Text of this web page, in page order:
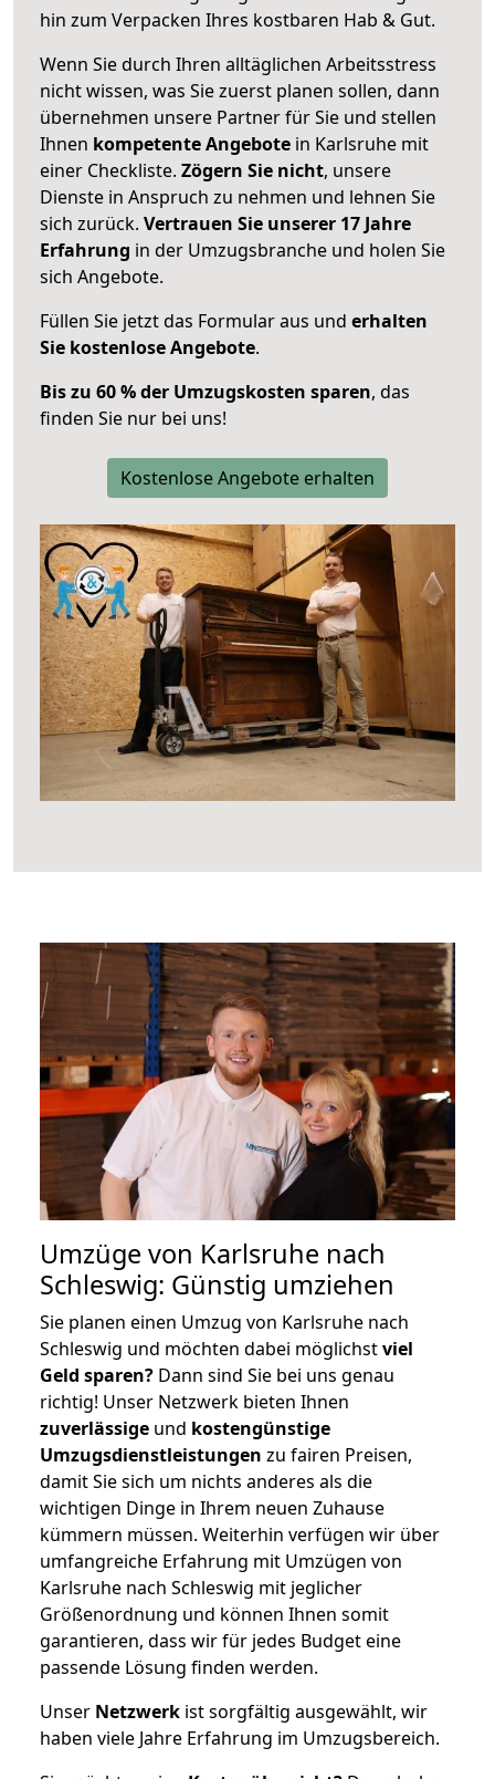
hin zum Verpacken Ihres kostbaren Hab & Gut.
Wenn Sie durch Ihren alltäglichen Arbeitsstress
nicht wissen, was Sie zuerst planen sollen, dann
übernehmen unsere Partner für Sie und stellen
Ihnen kompetente Angebote in Karlsruhe mit
einer Checkliste. Zögern Sie nicht, unsere
Dienste in Anspruch zu nehmen und lehnen Sie
sich zurück. Vertrauen Sie unserer 17 Jahre
Erfahrung in der Umzugsbranche und holen Sie
sich Angebote.
Füllen Sie jetzt das Formular aus und erhalten
Sie kostenlose Angebote.
Bis zu 60 % der Umzugskosten sparen, das
finden Sie nur bei uns!
Kostenlose Angebote erhalten
Umzüge von Karlsruhe nach
Schleswig: Günstig umziehen
Sie planen einen Umzug von Karlsruhe nach
Schleswig und möchten dabei möglichstviel
Geld sparen? Dann sind Sie bei uns genau
richtig! Unser Netzwerk bieten Ihnen
zuverlässige und kostengünstige
Umzugsdienstleistungen zu fairen Preisen,
damit Sie sich um nichts anderes als die
wichtigen Dinge in Ihrem neuen Zuhause
kümmern müssen. Weiterhin verfügen wir über
umfangreiche Erfahrung mit Umzügen von
Karlsruhe nach Schleswig mit jeglicher
Größenordnung und können Ihnen somit
garantieren, dass wir für jedes Budget eine
passende Lösung finden werden.
Unser Netzwerk ist sorgfältig ausgewählt, wir
haben viele Jahre Erfahrung im Umzugsbereich.